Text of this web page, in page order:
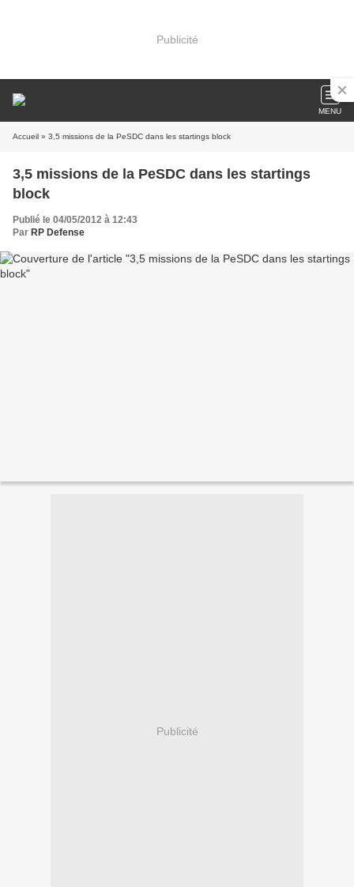
Publicité
MENU
Accueil » 3,5 missions de la PeSDC dans les startings block
3,5 missions de la PeSDC dans les startings
block
Publié le 04/05/2012 à 12:43
Par RP Defense
Publicité